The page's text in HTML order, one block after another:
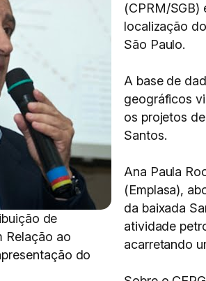
de
Relação ao
do
(CPRM/SGB)
localização
São Paulo.
A base de
geográficos
os projetos
Santos.
Ana Paula
(Emplasa),
da baixada
atividade
acarretando